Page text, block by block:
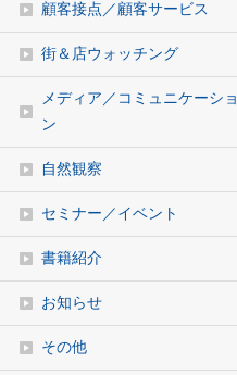
顧客接点／顧客サービス
街＆店ウォッチング
メディア／コミュニケーショ
ン
自然観察
セミナー／イベント
書籍紹介
お知らせ
その他